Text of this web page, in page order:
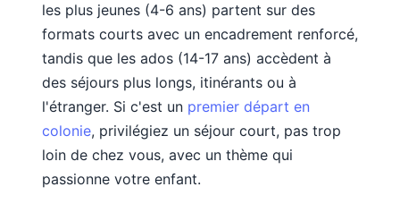
les plus jeunes (4-6 ans) partent sur des
formats courts avec un encadrement renforcé,
tandis que les ados (14-17 ans) accèdent à
des séjours plus longs, itinérants ou à
l'étranger. Si c'est un premier départ en
colonie, privilégiez un séjour court, pas trop
loin de chez vous, avec un thème qui
passionne votre enfant.